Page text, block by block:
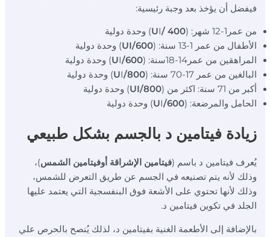
فيفضل أن يؤخذ بعد وجبة رئيسية:
من عمر1-12 شهر: ( 400 /U
I) وحدة دولية
الأطفال من عمر 1-13 سنة: (
600/UI
) وحدة دولية
المراهقين من عمر14-18سنة: (
600/U I) وحدة دولية
البالغين من عمر 17-70 سنة: (
800/U I) وحدة دولية
أكبر من 71 سنة: اكثر من (
800/UI
) وحدة دولية
الحامل والمرضعة: (600/U I) وحدة دولية
زيادة فيتامين د بالجسم بشكل طبيعي
يُعرف فيتامين د باسم (فيتامين الإشراقة أوفيتامين الشمس)،
وذلك لأنه يتم تصنيعه في الجسم عن طريق التعرض للشمس،
وذلك لأنها تحتوي على الأشعة فوق البنفسجية التي يعتمد عليها
الجلد في تكوين فيتامين د.
بالإضافة إلى الأطعمة الغنية بفيتامين د، لذلك يُنصح بالحرص علي